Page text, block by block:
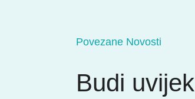
Povezane Novosti
Budi